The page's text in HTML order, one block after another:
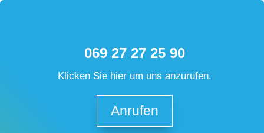
069 27 27 25 90
Klicken Sie hier um uns anzurufen.
Anrufen